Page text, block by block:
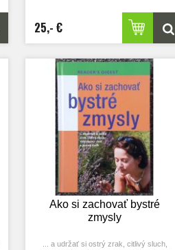
25,- €
Ako si zachovať bystré
zmysly
... a udržať si ostrý zrak, citlivý sluch,